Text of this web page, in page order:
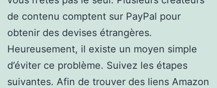
de contenu comptent sur PayPal pour
obtenir des devises étrangères.
Heureusement, il existe un moyen simple
d’éviter ce problème. Suivez les étapes
suivantes. Afin de trouver des liens Amazon